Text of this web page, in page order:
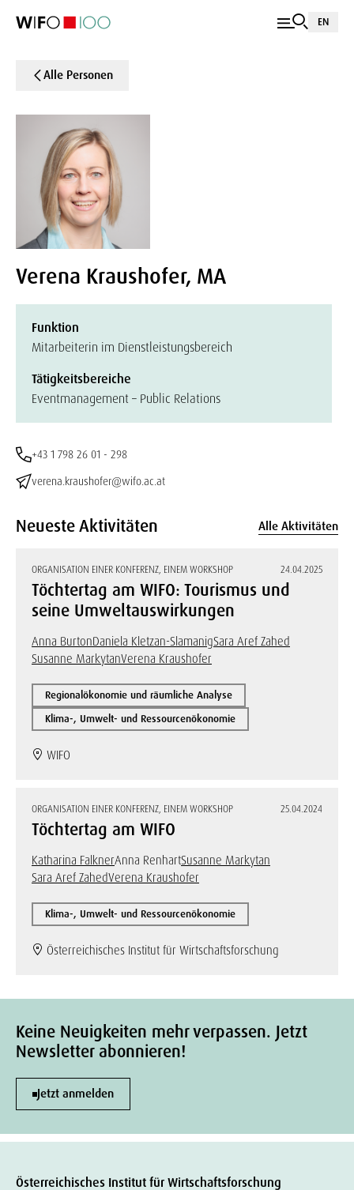
EN
Alle Personen
Verena Kraushofer, MA
Funktion
Mitarbeiterin im Dienstleistungsbereich
Tätigkeitsbereiche
Eventmanagement – Public Relations
+43 1 798 26 01 - 298
verena.kraushofer@wifo.ac.at
Neueste Aktivitäten Alle Aktivitäten
ORGANISATION EINER KONFERENZ, EINEM WORKSHOP 24.04.2025
Töchtertag am WIFO: Tourismus und
seine Umweltauswirkungen
Anna BurtonDaniela Kletzan-SlamanigSara Aref Zahed
Susanne MarkytanVerena Kraushofer
Regionalökonomie und räumliche Analyse
Klima-, Umwelt- und Ressourcenökonomie
WIFO
ORGANISATION EINER KONFERENZ, EINEM WORKSHOP 25.04.2024
Töchtertag am WIFO
Katharina FalknerAnna RenhartSusanne Markytan
Sara Aref ZahedVerena Kraushofer
Klima-, Umwelt- und Ressourcenökonomie
Österreichisches Institut für Wirtschaftsforschung
Keine Neuigkeiten mehr verpassen. Jetzt
Newsletter abonnieren!
Jetzt anmelden
Österreichisches Institut für Wirtschaftsforschung